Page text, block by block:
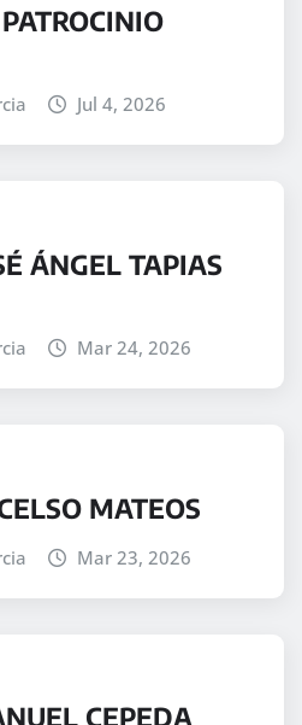
Jul 4, 2026
ÁNGEL TAPIAS
Mar 24, 2026
MATEOS
Mar 23, 2026
CEPEDA